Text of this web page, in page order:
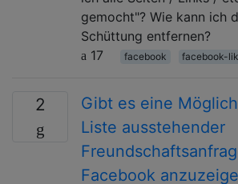
gemocht"? Wie kann ich
Schüttung entfernen?
17
facebook facebook-
2
Gibt es eine
Liste ausstehender
Facebook